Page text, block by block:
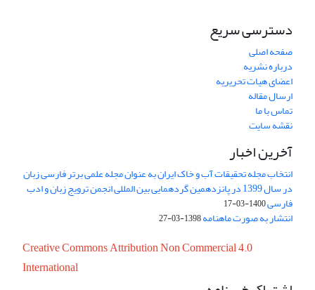
دسترسی سریع
صفحه اصلی
درباره نشریه
اعضای هیات تحریریه
ارسال مقاله
تماس با ما
نقشه سایت
آخرین اخبار
انتخاب مجله تحقیقات آب و خاک ایران به عنوان مجله علمی برتر فارسی زبان
در سال 1399 در پانزدهمین گردهمایی بین المللی انجمن ترویج زبان و ادب
فارسی1400-03-17
انتشار به صورت ماهنامه1398-03-27
Creative Commons Attribution Non Commercial 4.0
International